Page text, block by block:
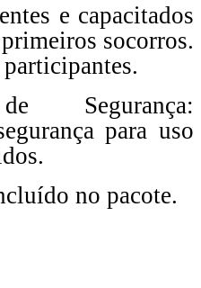
e capacitados
socorros.
Segurança:
para uso
no pacote.